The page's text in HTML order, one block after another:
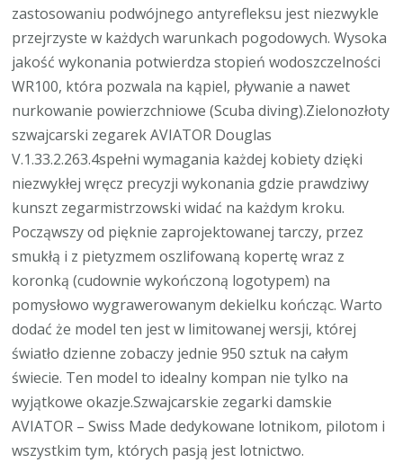
zastosowaniu podwójnego antyrefleksu jest niezwykle
przejrzyste w każdych warunkach pogodowych. Wysoka
jakość wykonania potwierdza stopień wodoszczelności
WR100, która pozwala na kąpiel, pływanie a nawet
nurkowanie powierzchniowe (Scuba diving).Zielonozłoty
szwajcarski zegarek AVIATOR Douglas
V.1.33.2.263.4spełni wymagania każdej kobiety dzięki
niezwykłej wręcz precyzji wykonania gdzie prawdziwy
kunszt zegarmistrzowski widać na każdym kroku.
Począwszy od pięknie zaprojektowanej tarczy, przez
smukłą i z pietyzmem oszlifowaną kopertę wraz z
koronką (cudownie wykończoną logotypem) na
pomysłowo wygrawerowanym dekielku kończąc. Warto
dodać że model ten jest w limitowanej wersji, której
światło dzienne zobaczy jednie 950 sztuk na całym
świecie. Ten model to idealny kompan nie tylko na
wyjątkowe okazje.Szwajcarskie zegarki damskie
AVIATOR – Swiss Made dedykowane lotnikom, pilotom i
wszystkim tym, których pasją jest lotnictwo.